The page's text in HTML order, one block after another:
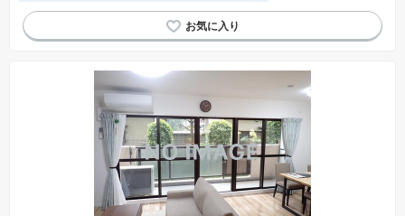
システムキッチン 陽当り良好 温水洗浄便座